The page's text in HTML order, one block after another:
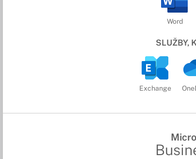
Word
SLUŽBY,
Exchange